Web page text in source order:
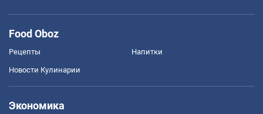
Food Oboz
Рецепты Напитки
Новости Кулинарии
Экономика